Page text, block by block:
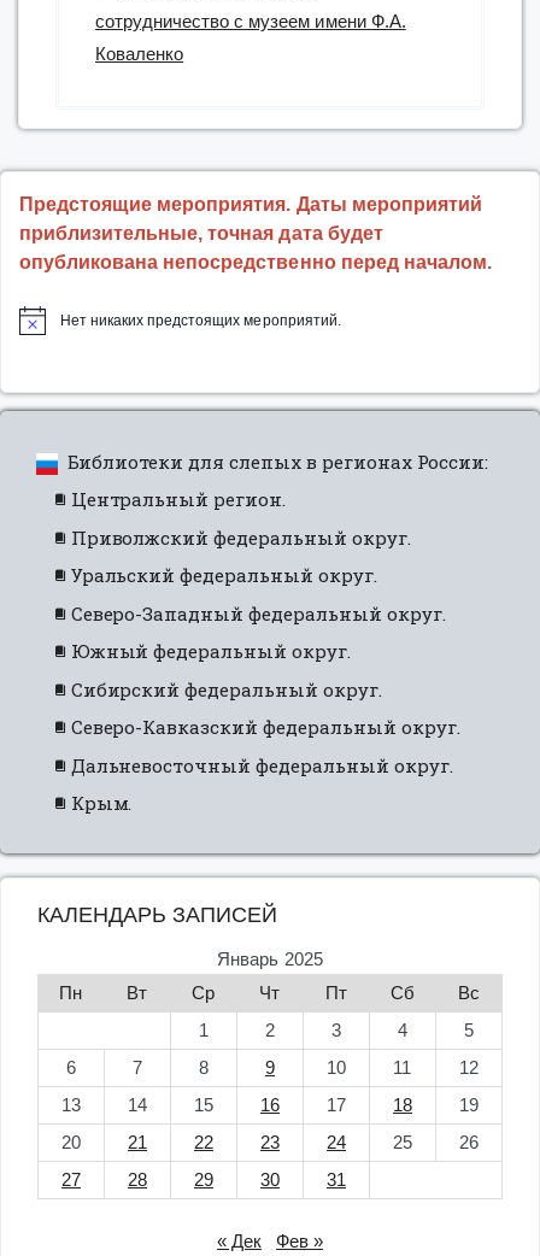
сотрудничество с музеем имени Ф.А.
Коваленко
Предстоящие мероприятия. Даты мероприятий
приблизительные, точная дата будет
опубликована непосредственно перед началом.
Нет никаких предстоящих мероприятий.
Библиотеки для слепых в регионах России:
Центральный регион.
Приволжский федеральный округ.
Уральский федеральный округ.
Северо-Западный федеральный округ.
Южный федеральный округ.
Сибирский федеральный округ.
Северо-Кавказский федеральный округ.
Дальневосточный федеральный округ.
Крым.
КАЛЕНДАРЬ ЗАПИСЕЙ
Январь 2025
Пн
Вт Ср Чт Пт Сб
Вс
1
2 3 4
5
6
7 8 9 10 11
12
13
14 15 16 17 18
19
20
21 22 23 24 25
26
27
28 29 30 31
« Дек Фев »